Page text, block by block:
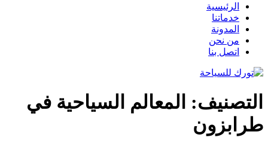
الرئيسية
خدماتنا
المدونة
من نحن
اتصل بنا
التصنيف: المعالم السياحية في
طرابزون